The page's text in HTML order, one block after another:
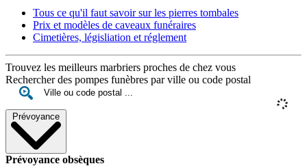
Tous ce qu'il faut savoir sur les pierres tombales
Prix et modèles de caveaux funéraires
Cimetières, législiation et réglement
Trouvez les meilleurs marbriers proches de chez vous
Rechercher des pompes funèbres par ville ou code postal
Prévoyance
Prévoyance obsèques